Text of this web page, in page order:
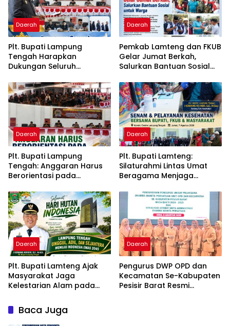
Daerah
Plt. Bupati Lampung
Tengah Harapkan
Dukungan Seluruh
RKUA-PPAS APBD Tahun
2027
Daerah
Pemkab Lamteng dan FKUB
Gelar Jumat Berkah,
Salurkan Bantuan Sosial
Daerah
Plt. Bupati Lampung
Tengah: Anggaran Harus
Berorientasi pada
Daerah
Plt. Bupati Lamteng:
Silaturahmi Lintas Umat
Beragama Menjaga
Daerah
Plt. Bupati Lamteng Ajak
Masyarakat Jaga
Kelestarian Alam pada
Indonesia 2026
Daerah
Pengurus DWP OPD dan
Kecamatan Se-Kabupaten
Pesisir Barat Resmi
Baca Juga